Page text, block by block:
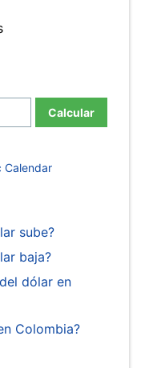
Calcular
Calendar
sube?
baja?
dólar en
Colombia?